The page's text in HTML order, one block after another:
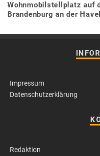
Wohnmobilstellplatz auf
Brandenburg an der Havel
Impressum
Datenschutzerklärung
Redaktion